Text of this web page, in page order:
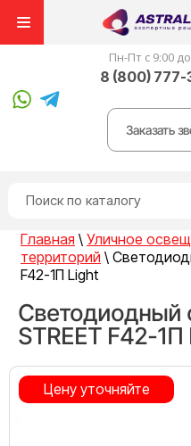
Пн-Пт с 9:00
8 (800)
Заказать
Главная \ Уличное
территорий \
F42-1П Light
Светодиодный
STREET F42-
Цену уточняйте